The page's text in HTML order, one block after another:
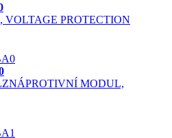
VOLTAGE PROTECTION
MODUL,